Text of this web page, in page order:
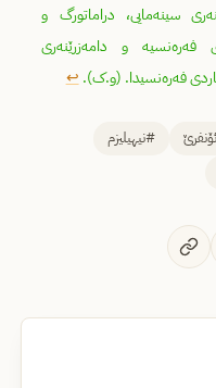
سینەمایی، دراماتورگ و
فەرەنسیە و دامەزرێنەری
↩︎
#نیهیلیزم